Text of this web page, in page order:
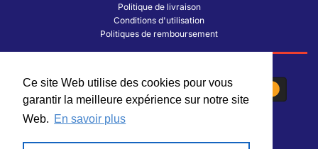
Ce site Web utilise des cookies pour vous
garantir la meilleure expérience sur notre site
Web. En savoir plus
Ce site Web utilise des cookies pour vous
garantir la meilleure expérience sur notre site
Web. En savoir plus
Politique de livraison
Conditions d'utilisation
Politiques de remboursement